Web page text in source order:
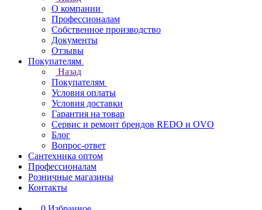
О компании
Профессионалам
Собственное производство
Документы
Отзывы
Покупателям
Назад
Покупателям
Условия оплаты
Условия доставки
Гарантия на товар
Сервис и ремонт брендов REDO и OVO
Блог
Вопрос-ответ
Сантехника оптом
Профессионалам
Розничные магазины
Контакты